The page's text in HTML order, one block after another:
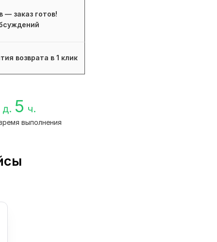
— заказ готов!
возврата в 1 клик
д. 5 ч.
выполнения